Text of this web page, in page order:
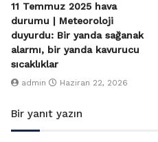
11 Temmuz 2025 hava
durumu | Meteoroloji
duyurdu: Bir yanda sağanak
alarmı, bir yanda kavurucu
sıcaklıklar
admin Haziran 22, 2026
Bir yanıt yazın